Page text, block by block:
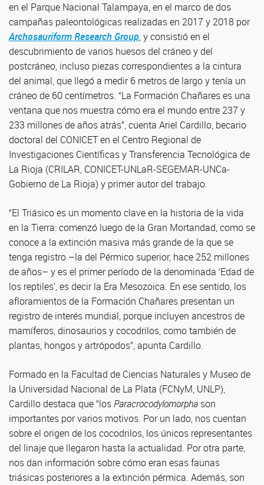
en el Parque Nacional Talampaya, en el marco de dos
campañas paleontológicas realizadas en 2017 y 2018 por
Archosauriform Research Group, y consistió en el
descubrimiento de varios huesos del cráneo y del
postcráneo, incluso piezas correspondientes a la cintura
del animal, que llegó a medir 6 metros de largo y tenía un
cráneo de 60 centímetros. “La Formación Chañares es una
ventana que nos muestra cómo era el mundo entre 237 y
233 millones de años atrás”, cuenta Ariel Cardillo, becario
doctoral del CONICET en el Centro Regional de
Investigaciones Científicas y Transferencia Tecnológica de
La Rioja (CRILAR, CONICET-UNLaR-SEGEMAR-UNCa-
Gobierno de La Rioja) y primer autor del trabajo.
“El Triásico es un momento clave en la historia de la vida
en la Tierra: comenzó luego de la Gran Mortandad, como se
conoce a la extinción masiva más grande de la que se
tenga registro –la del Pérmico superior, hace 252 millones
de años– y es el primer período de la denominada ‘Edad de
los reptiles’, es decir la Era Mesozoica. En ese sentido, los
afloramientos de la Formación Chañares presentan un
registro de interés mundial, porque incluyen ancestros de
mamíferos, dinosaurios y cocodrilos, como también de
plantas, hongos y artrópodos”, apunta Cardillo.
Formado en la Facultad de Ciencias Naturales y Museo de
la Universidad Nacional de La Plata (FCNyM, UNLP),
Cardillo destaca que “losParacrocodylomorpha son
importantes por varios motivos. Por un lado, nos cuentan
sobre el origen de los cocodrilos, los únicos representantes
del linaje que llegaron hasta la actualidad. Por otra parte,
nos dan información sobre cómo eran esas faunas
triásicas posteriores a la extinción pérmica. Además, son